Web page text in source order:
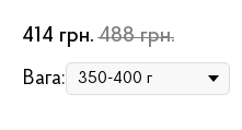
414 грн. 488 грн.
Вага: